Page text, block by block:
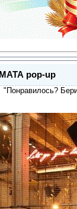
pop-up